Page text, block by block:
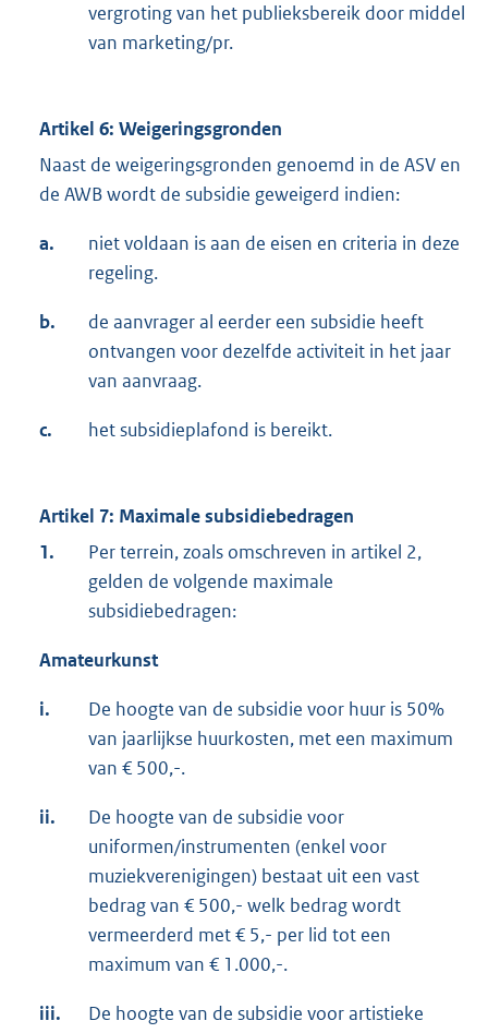
vergroting van het publieksbereik door middel
van marketing/pr.
Artikel 6: Weigeringsgronden
Naast de weigeringsgronden genoemd in de ASV en
de AWB wordt de subsidie geweigerd indien:
a.
niet voldaan is aan de eisen en criteria in deze
regeling.
b.
de aanvrager al eerder een subsidie heeft
ontvangen voor dezelfde activiteit in het jaar
van aanvraag.
c. het subsidieplafond is bereikt.
Artikel 7: Maximale subsidiebedragen
1.
Per terrein, zoals omschreven in artikel 2,
gelden de volgende maximale
subsidiebedragen:
Amateurkunst
i.
De hoogte van de subsidie voor huur is 50%
van jaarlijkse huurkosten, met een maximum
van € 500,-.
ii.
De hoogte van de subsidie voor
uniformen/instrumenten (enkel voor
muziekverenigingen) bestaat uit een vast
bedrag van € 500,- welk bedrag wordt
vermeerderd met € 5,- per lid tot een
maximum van € 1.000,-.
iii.
De hoogte van de subsidie voor artistieke